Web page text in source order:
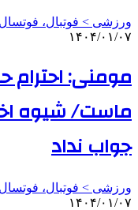
ورزشی > فوتبال، فوتسال
۱۴۰۴/۰۱/۰۷
مومنی:
ماست/ شیوه
جواب نداد
ورزشی > فوتبال، فوتسال
۱۴۰۴/۰۱/۰۷